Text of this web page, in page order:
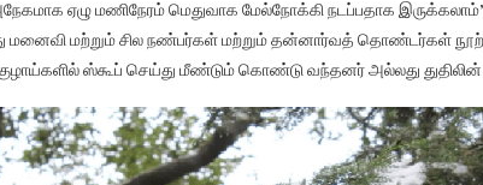
ஏழு மணிநேரம் மெதுவாக மேல்நோக்கி நடப்பதாக
மனைவி மற்றும் சில நண்பர்கள் மற்றும் தன்னார்வத் தொண்டர்கள்
ஸ்கூப் செய்து மீண்டும் கொண்டு வந்தனர் அல்லது